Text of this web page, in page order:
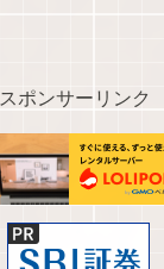
スポンサーリンク